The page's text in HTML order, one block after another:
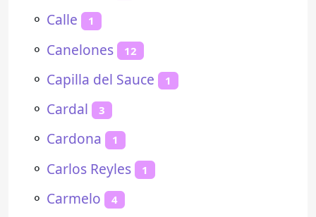
⚬ Calle 1
⚬ Canelones 12
⚬ Capilla del Sauce 1
⚬ Cardal 3
⚬ Cardona 1
⚬ Carlos Reyles 1
⚬ Carmelo 4